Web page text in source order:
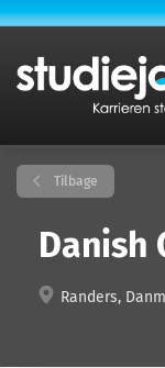
Tilbage
Danish
Randers,